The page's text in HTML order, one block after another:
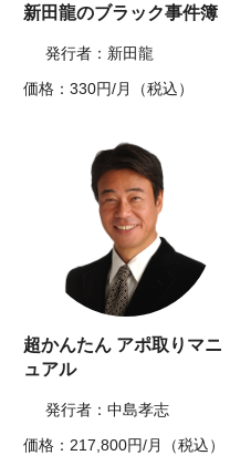
新田龍のブラック事件簿
発行者：新田龍
価格：330円/月（税込）
超かんたん アポ取りマニ
ュアル
発行者：中島孝志
価格：217,800円/月（税込）